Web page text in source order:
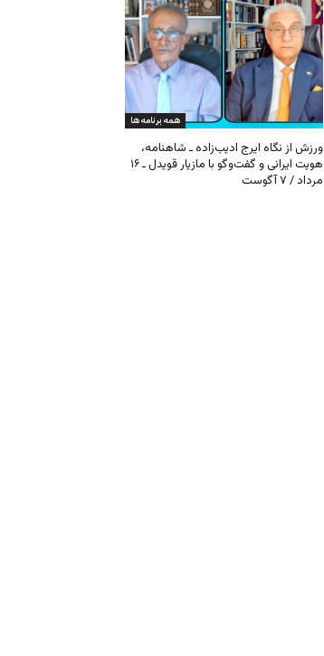
همه برنامه ها
ورزش از نگاه ایرج ادیب‌زاده ـ شاهنامه،
هویت ایرانی و گفت‌وگو با مازیار قویدل ـ ۱۶
مرداد / ۷ آگوست